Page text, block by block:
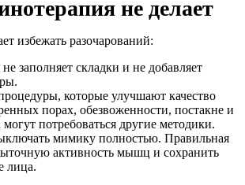
не делает
избежать разочарований:
заполняет складки и не добавляет
которые улучшают качество
порах, обезвоженности, постакне и
потребоваться другие методики.
мимику полностью. Правильная
активность мышц и сохранить
лица.